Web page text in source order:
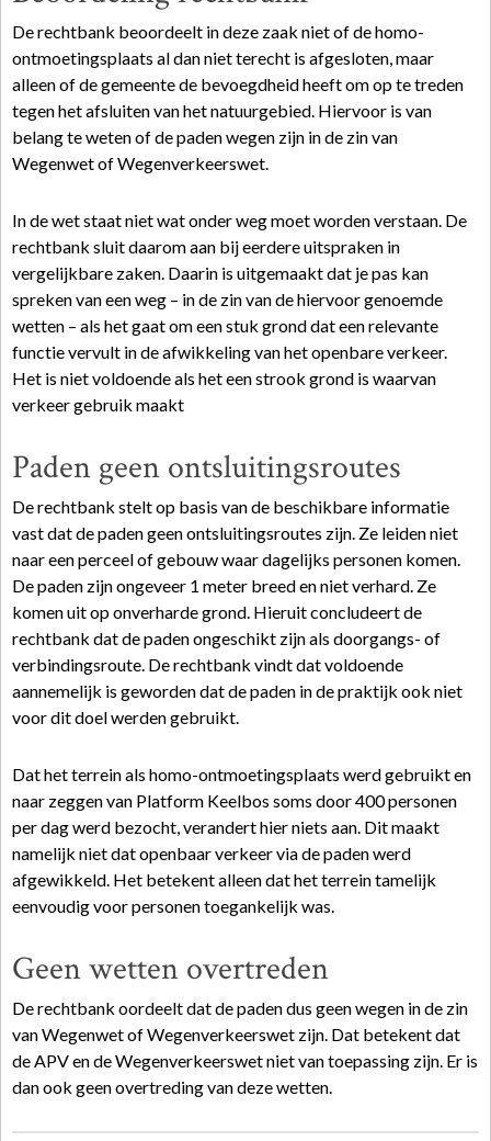
De rechtbank beoordeelt in deze zaak niet of de homo-
ontmoetingsplaats al dan niet terecht is afgesloten, maar
alleen of de gemeente de bevoegdheid heeft om op te treden
tegen het afsluiten van het natuurgebied. Hiervoor is van
belang te weten of de paden wegen zijn in de zin van
Wegenwet of Wegenverkeerswet.
In de wet staat niet wat onder weg moet worden verstaan. De
rechtbank sluit daarom aan bij eerdere uitspraken in
vergelijkbare zaken. Daarin is uitgemaakt dat je pas kan
spreken van een weg – in de zin van de hiervoor genoemde
wetten – als het gaat om een stuk grond dat een relevante
functie vervult in de afwikkeling van het openbare verkeer.
Het is niet voldoende als het een strook grond is waarvan
verkeer gebruik maakt
Paden geen ontsluitingsroutes
De rechtbank stelt op basis van de beschikbare informatie
vast dat de paden geen ontsluitingsroutes zijn. Ze leiden niet
naar een perceel of gebouw waar dagelijks personen komen.
De paden zijn ongeveer 1 meter breed en niet verhard. Ze
komen uit op onverharde grond. Hieruit concludeert de
rechtbank dat de paden ongeschikt zijn als doorgangs- of
verbindingsroute. De rechtbank vindt dat voldoende
aannemelijk is geworden dat de paden in de praktijk ook niet
voor dit doel werden gebruikt.
Dat het terrein als homo-ontmoetingsplaats werd gebruikt en
naar zeggen van Platform Keelbos soms door 400 personen
per dag werd bezocht, verandert hier niets aan. Dit maakt
namelijk niet dat openbaar verkeer via de paden werd
afgewikkeld. Het betekent alleen dat het terrein tamelijk
eenvoudig voor personen toegankelijk was.
Geen wetten overtreden
De rechtbank oordeelt dat de paden dus geen wegen in de zin
van Wegenwet of Wegenverkeerswet zijn. Dat betekent dat
de APV en de Wegenverkeerswet niet van toepassing zijn. Er is
dan ook geen overtreding van deze wetten.